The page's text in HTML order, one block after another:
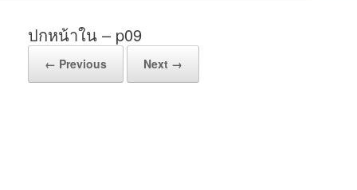
ปกหน้าใน – p09
← Previous Next →